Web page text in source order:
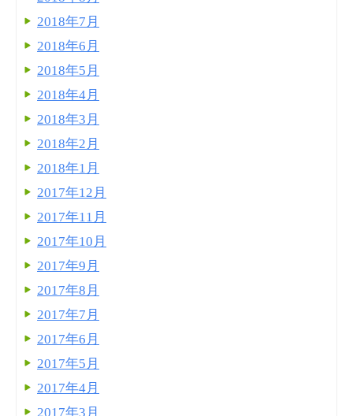
2018年7月
2018年6月
2018年5月
2018年4月
2018年3月
2018年2月
2018年1月
2017年12月
2017年11月
2017年10月
2017年9月
2017年8月
2017年7月
2017年6月
2017年5月
2017年4月
2017年3月